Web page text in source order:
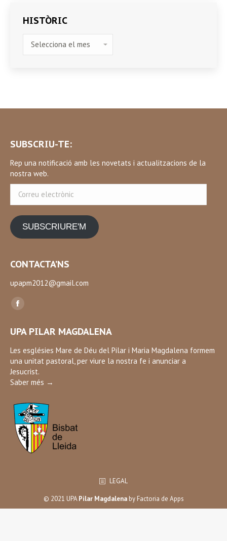
HISTÒRIC
SUBSCRIU-TE:
Rep una notificació amb les novetats i actualitzacions de la
nostra web.
electrònic
SUBSCRIURE'M
CONTACTA’NS
upapm2012@gmail.com
Find us on:
Facebook
opens
in
new
window
UPA PILAR MAGDALENA
Les esglésies Mare de Déu del Pilar i Maria Magdalena formem
una unitat pastoral, per viure la nostra fe i anunciar a
Jesucrist.
Saber més →
LEGAL
© 2021 UPAPilar Magdalenaby Factoria de Apps